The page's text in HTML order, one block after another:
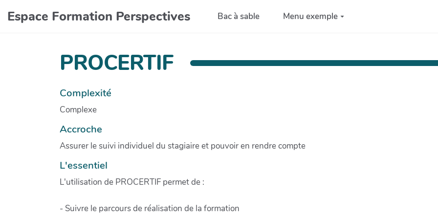
Aller au contenu principal
Espace Formation Perspectives Bac à sable Menu exemple
PROCERTIF
Complexité
Complexe
Accroche
Assurer le suivi individuel du stagiaire et pouvoir en rendre compte
L'essentiel
L'utilisation de PROCERTIF permet de :
- Suivre le parcours de réalisation de la formation